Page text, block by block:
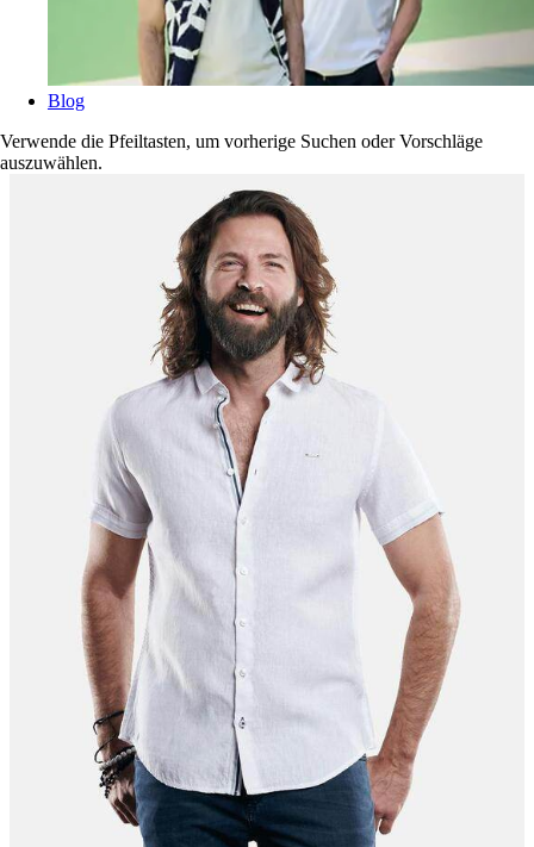
Blog
Verwende die Pfeiltasten, um vorherige Suchen oder Vorschläge
auszuwählen.